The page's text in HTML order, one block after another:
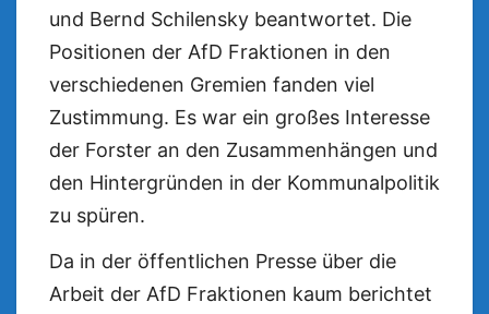
und Bernd Schilensky beantwortet. Die
Positionen der AfD Fraktionen in den
verschiedenen Gremien fanden viel
Zustimmung. Es war ein großes Interesse
der Forster an den Zusammenhängen und
den Hintergründen in der Kommunalpolitik
zu spüren.
Da in der öffentlichen Presse über die
Arbeit der AfD Fraktionen kaum berichtet